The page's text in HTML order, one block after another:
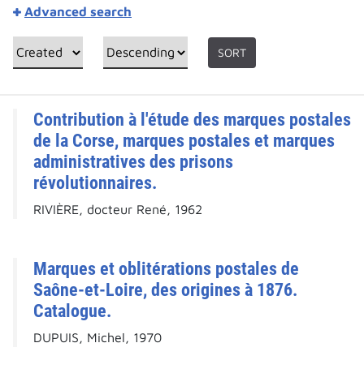
Advanced search
SORT
Contribution à l'étude des marques postales
de la Corse, marques postales et marques
administratives des prisons
révolutionnaires.
RIVIÈRE, docteur René, 1962
Marques et oblitérations postales de
Saône-et-Loire, des origines à 1876.
Catalogue.
DUPUIS, Michel, 1970